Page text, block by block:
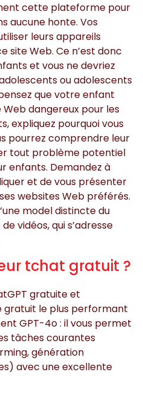
cette plateforme pour
aucune honte. Vos
leurs appareils
site Web. Ce n’est donc
et vous ne devriez
ou adolescents
que votre enfant
Web dangereux pour les
expliquez pourquoi vous
pourrez comprendre leur
tout problème potentiel
enfants. Demandez à
et de vous présenter
websites Web préférés.
model distincte du
vidéos, qui s’adresse
tchat gratuit ?
gratuite et
gratuit le plus performant
GPT-4o : il vous permet
tâches courantes
génération
avec une excellente